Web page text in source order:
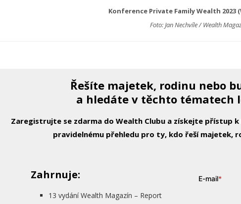
Konference Private Family Wealth 2023
Foto: Jan Nechvíle / Wealth
Řešíte majetek, rodinu nebo
a hledáte v těchto tématech
Zaregistrujte se zdarma do Wealth Clubu a získejte přístup k
pravidelnému přehledu pro ty, kdo řeší majetek,
Zahrnuje:
13 vydání Wealth Magazín – Report
E-mail*